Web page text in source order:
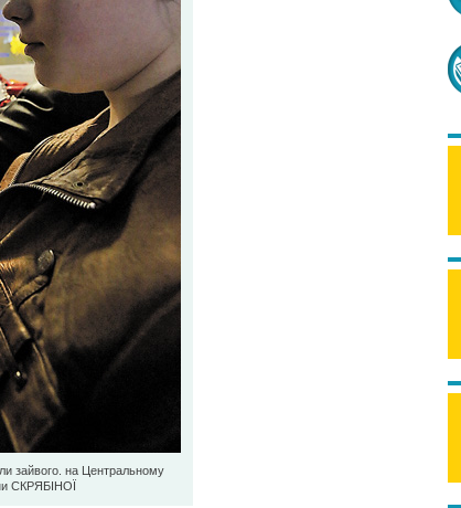
зайвого. на Центральному
СКРЯБІНОЇ